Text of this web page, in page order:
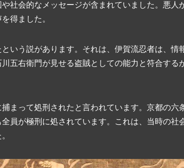
社会的なメッセージが含まれていました。悪人
得ました。
いう説があります。それは、伊賀流忍者は、情
五右衛門が見せる盗賊としての能力と符合する
まって処刑されたと言われています。京都の六
員が極刑に処されています。これは、当時の社